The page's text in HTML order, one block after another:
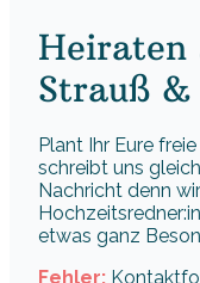
Heiraten
Strauß &
Plant Ihr Eure
schreibt uns
Nachricht denn
etwas ganz
Fehler: